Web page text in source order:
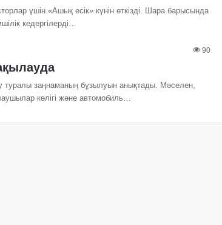
үшін «Ашық есік» күнін өткізді. Шара барысында
кедергілерді…
90
туралы заңнаманың бұзылуын анықтады. Мәселен,
көлігі және автомобиль…